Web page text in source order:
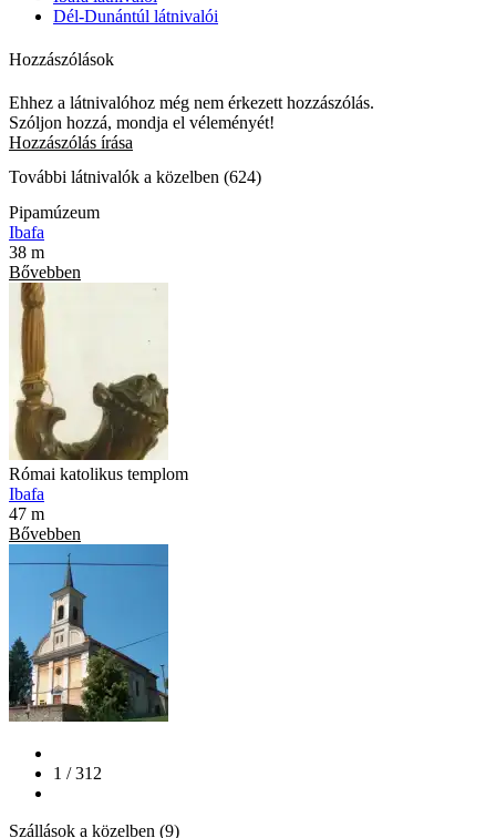
Dél-Dunántúl látnivalói
Hozzászólások
Ehhez a látnivalóhoz még nem érkezett hozzászólás.
Szóljon hozzá, mondja el véleményét!
Hozzászólás írása
További látnivalók a közelben (624)
Pipamúzeum
Ibafa
38 m
Bővebben
Római katolikus templom
Ibafa
47 m
Bővebben
1 / 312
Szállások a közelben (9)